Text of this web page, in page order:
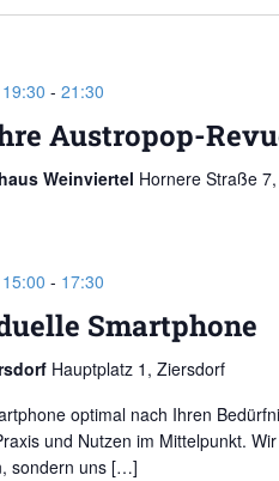
- 21:30
Austropop-
Weinviertel Hornere Straße
- 17:30
Smartphone
Hauptplatz 1, Ziersdorf
optimal nach Ihren
und Nutzen im Mittelpunkt.
sondern uns […]